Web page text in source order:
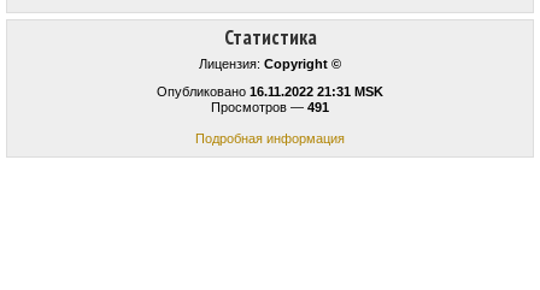
Статистика
Лицензия: Copyright ©
Опубликовано 16.11.2022 21:31 MSK
Просмотров — 491
Подробная информация